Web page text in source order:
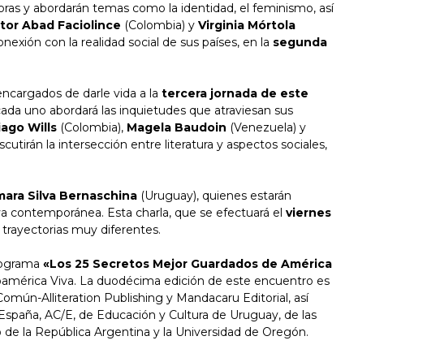
y abordarán temas como la identidad, el feminismo, así
Abad Faciolince (Colombia) y Virginia Mórtola
con la realidad social de sus países, en la segunda
de darle vida a la tercera jornada de este
uno abordará las inquietudes que atraviesan sus
Wills (Colombia), Magela Baudoin (Venezuela) y
la intersección entre literatura y aspectos sociales,
Silva Bernaschina (Uruguay), quienes estarán
contemporánea. Esta charla, que se efectuará el viernes
muy diferentes.
«Los 25 Secretos Mejor Guardados de América
Viva. La duodécima edición de este encuentro es
Alliteration Publishing y Mandacaru Editorial, así
AC/E, de Educación y Cultura de Uruguay, de las
la República Argentina y la Universidad de Oregón.